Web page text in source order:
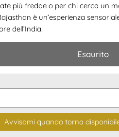
più fredde o per chi cerca un
è un’esperienza
dell’India.
Esaurito
Avvisami quando torna